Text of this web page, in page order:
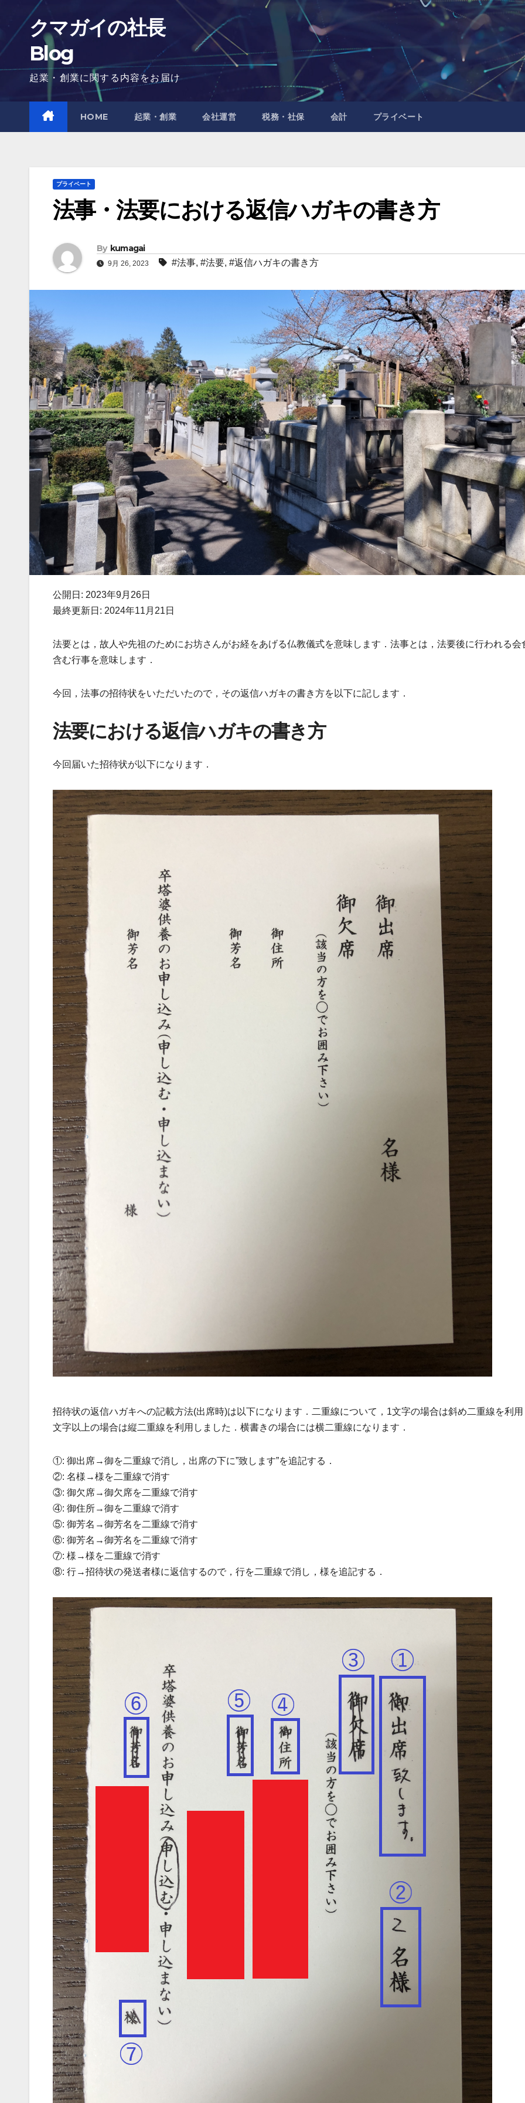
content
クマガイの社長
Blog
起業・創業に関する内容をお届け
HOME 起業・創業 会社運営 税務・社保 会計 プライベート
プライベート
法事・法要における返信ハガキの書き方
By kumagai
9月 26, 2023 #法事, #法要, #返信ハガキの書き方
公開日: 2023年9月26日
最終更新日: 2024年11月21日
法要とは，故人や先祖のためにお坊さんがお経をあげる仏教儀式を意味します．法事とは，法要後に行われる会
含む行事を意味します．
今回，法事の招待状をいただいたので，その返信ハガキの書き方を以下に記します．
法要における返信ハガキの書き方
今回届いた招待状が以下になります．
招待状の返信ハガキへの記載方法(出席時)は以下になります．二重線について，1文字の場合は斜め二重線を利
文字以上の場合は縦二重線を利用しました．横書きの場合には横二重線になります．
①: 御出席→御を二重線で消し，出席の下に”致します”を追記する．
②: 名様→様を二重線で消す
③: 御欠席→御欠席を二重線で消す
④: 御住所→御を二重線で消す
⑤: 御芳名→御芳名を二重線で消す
⑥: 御芳名→御芳名を二重線で消す
⑦: 様→様を二重線で消す
⑧: 行→招待状の発送者様に返信するので，行を二重線で消し，様を追記する．